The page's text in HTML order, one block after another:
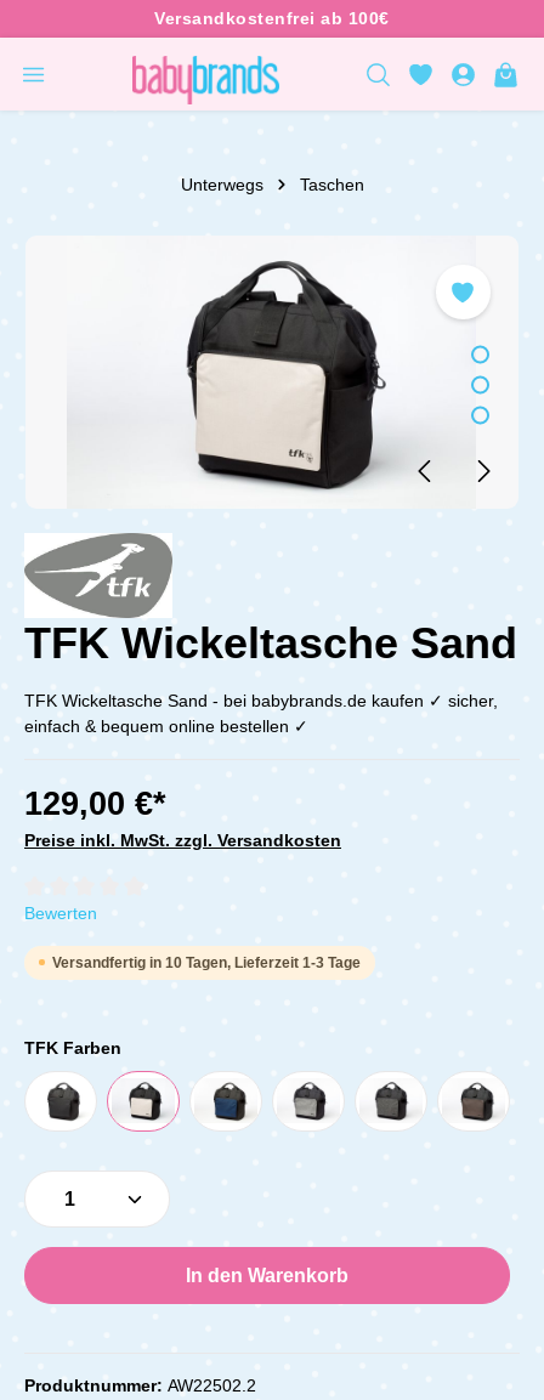
Unterwegs Taschen
TFK Wickeltasche Sand
TFK Wickeltasche Sand - bei babybrands.de kaufen ✓ sicher,
einfach & bequem online bestellen ✓
129,00 €*
Preise inkl. MwSt. zzgl. Versandkosten
Durchschnittliche Bewertung von 0 von 5 Sternen
Bewerten
Versandfertig in 10 Tagen, Lieferzeit 1-3 Tage
TFK Farben
Produkt Anzahl: Gib den gewünschten
In den Warenkorb
Produktnummer: AW22502.2